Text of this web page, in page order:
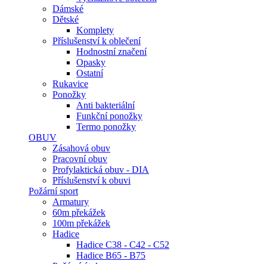
Dámské
Dětské
Komplety
Příslušenství k oblečení
Hodnostní značení
Opasky
Ostatní
Rukavice
Ponožky
Anti bakteriální
Funkční ponožky
Termo ponožky
OBUV
Zásahová obuv
Pracovní obuv
Profylaktická obuv - DIA
Příslušenství k obuvi
Požární sport
Armatury
60m překážek
100m překážek
Hadice
Hadice C38 - C42 - C52
Hadice B65 - B75